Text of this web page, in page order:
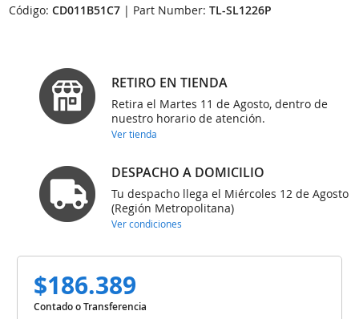
Código:CD011B51C7 | Part Number:TL-SL1226P
RETIRO EN TIENDA
Retira el Martes 11 de Agosto, dentro de
nuestro horario de atención.
Ver tienda
DESPACHO A DOMICILIO
Tu despacho llega el Miércoles 12 de Agosto
(Región Metropolitana)
Ver condiciones
$186.389
Contado o Transferencia